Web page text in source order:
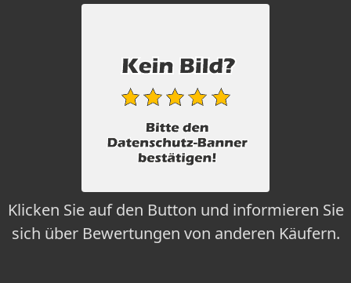
Klicken Sie auf den Button und informieren Sie
sich über Bewertungen von anderen Käufern.